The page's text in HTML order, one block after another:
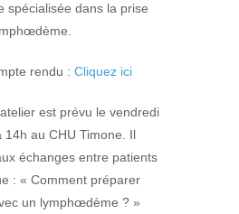
spécialisée dans la prise
rendu : Cliquez ici
est prévu le vendredi
14h au CHU Timone. Il
échanges entre patients
: « Comment préparer
un lymphœdème ? »